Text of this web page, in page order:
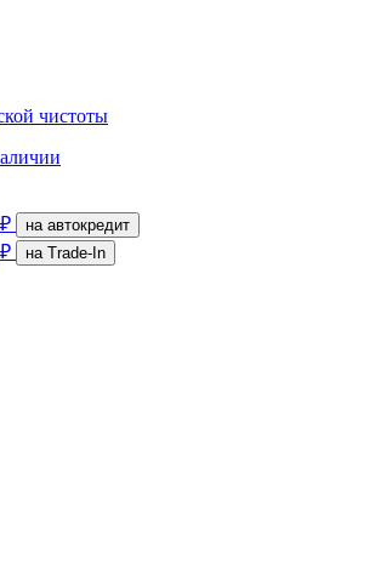
чистоты
на автокредит
на Trade-In